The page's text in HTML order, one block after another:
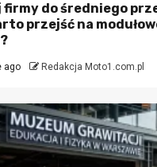
firmy do średniego
przejść na
ago Redakcja Moto1.com.pl